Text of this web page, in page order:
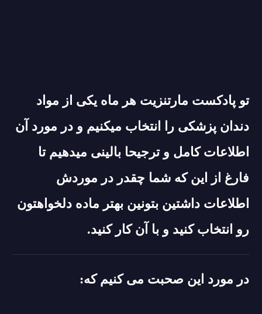
تو پادکست مارتنزیت هر ماه یکی از مواد
دندان پزشکی را انتخاب میکنیم و در مورد آن
اطلاعات کامل و ترجیحا بالینی میدهیم تا
فارغ از این که شما چقدر در موردش
اطلاعات داشتین بتونین بهتر ماده دلخواهتون
رو انتخاب کنید و با آن کار کنید.
در مورد این صحبت می کنیم که: